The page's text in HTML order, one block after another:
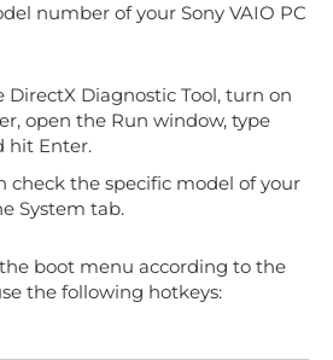
number of your Sony VAIO PC
DirectX Diagnostic Tool, turn on
open the Run window, type
hit Enter.
check the specific model of your
System tab.
boot menu according to the
the following hotkeys: